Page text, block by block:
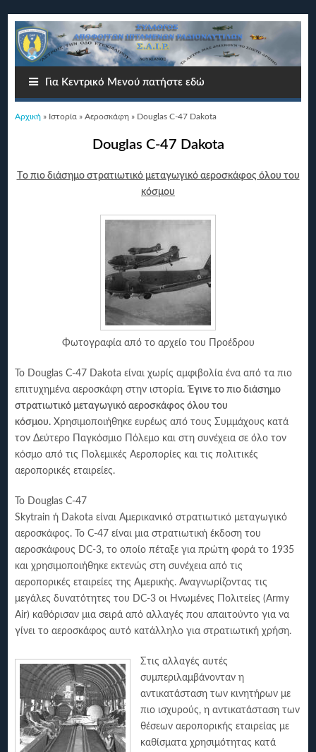
Για Κεντρικό Μενού πατήστε εδώ
Είστε εδώ
Αρχική » Ιστορία »Αεροσκάφη » Douglas C-47 Dakota
Douglas C-47 Dakota
Tο πιο διάσημο στρατιωτικό μεταγωγικό αεροσκάφος όλου του
κόσμου
Φωτογραφία από το αρχείο του Προέδρου
Το Douglas C-47 Dakota είναι χωρίς αμφιβολία ένα από τα πιο
επιτυχημένα αεροσκάφη στην ιστορία.Έγινε το πιο διάσημο
στρατιωτικό μεταγωγικό αεροσκάφος όλου του
κόσμου. Χρησιμοποιήθηκε ευρέως από τους Συμμάχους κατά
τον Δεύτερο Παγκόσμιο Πόλεμο και στη συνέχεια σε όλο τον
κόσμο από τις Πολεμικές Αεροπορίες και τις πολιτικές
αεροπορικές εταιρείες.
Το Douglas C-47
Skytrain ή Dakota είναι Αμερικανικό στρατιωτικό μεταγωγικό
αεροσκάφος. Το C-47 είναι μια στρατιωτική έκδοση του
αεροσκάφους DC-3, το οποίο πέταξε για πρώτη φορά το 1935
και χρησιμοποιήθηκε εκτενώς στη συνέχεια από τις
αεροπορικές εταιρείες της Αμερικής. Αναγνωρίζοντας τις
μεγάλες δυνατότητες του DC-3 οι Ηνωμένες Πολιτείες (Army
Air) καθόρισαν μια σειρά από αλλαγές που απαιτούντο για να
γίνει το αεροσκάφος αυτό κατάλληλο για στρατιωτική χρήση.
Στις αλλαγές αυτές
συμπεριλαμβάνονταν η
αντικατάσταση των κινητήρων με
πιο ισχυρούς, η αντικατάσταση των
θέσεων αεροπορικής εταιρείας με
καθίσματα χρησιμότητας κατά